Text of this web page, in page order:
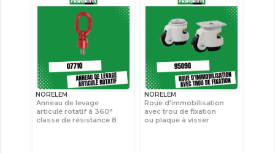
NORELEM
Anneau de levage
articulé rotatif à 360°
classe de résistance 8
NORELEM
Roue d'immobilisation
avec trou de fixation
ou plaque à visser